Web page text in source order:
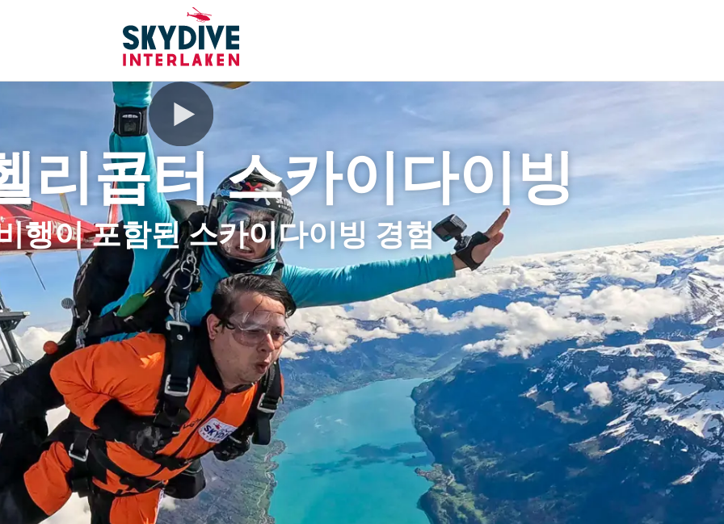
리콥터 스카이다이빙
행이 포함된 스카이다이빙 경험